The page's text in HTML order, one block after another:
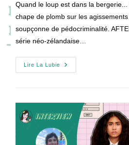
publication :
Quand le loup est dans la
chape de plomb sur les
soupçonne de pédocriminalité.
série néo-zélandaise…
Lire La Lubie
AFTER
THE
Doute,
Une
Famille
Brisée
!